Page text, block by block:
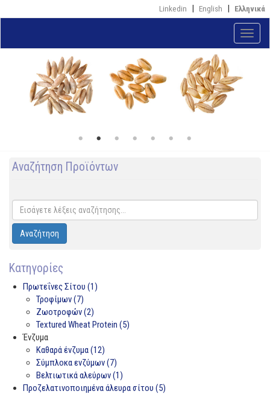
προς
Linkedin English Ελληνικά
Toggle
Αναζήτηση Προϊόντων
Αναζήτηση
Κατηγορίες
Πρωτεΐνες Σίτου (1)
Τροφίμων (7)
Ζωοτροφών (2)
Textured Wheat Protein (5)
Ένζυμα
Καθαρά ένζυμα (12)
Σύμπλοκα ενζύμων (7)
Βελτιωτικά αλεύρων (1)
Προζελατινοποιημένα άλευρα σίτου (5)